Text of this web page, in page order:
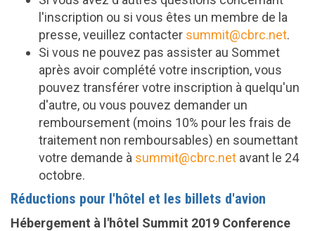
l'inscription ou si vous êtes un membre de la
presse, veuillez contacter summit@cbrc.net.
Si vous ne pouvez pas assister au Sommet
après avoir complété votre inscription, vous
pouvez transférer votre inscription à quelqu'un
d'autre, ou vous pouvez demander un
remboursement (moins 10% pour les frais de
traitement non remboursables) en soumettant
votre demande à summit@cbrc.net avant le 24
octobre.
Réductions pour l'hôtel et les billets d'avion
Hébergement à l'hôtel Summit 2019 Conference